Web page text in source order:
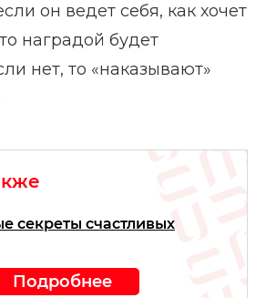
он ведет себя, как хочет
наградой будет
нет, то «наказывают»
секреты счастливых
Подробнее